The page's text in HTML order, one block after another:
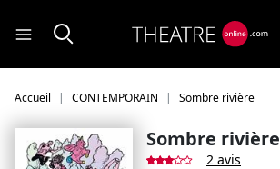
Accueil CONTEMPORAIN Sombre rivière
Sombre rivière
2 avis